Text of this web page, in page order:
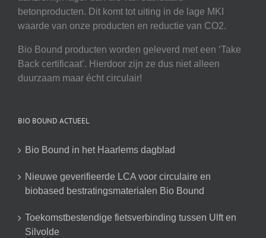
betonproducten. Dit komt tot uiting in de lage MKI
waarde van onze producten en reductie van CO2.
Bio Bound producten worden geleverd met een ‘Take
Back certificaat’. Hierdoor zijn ze dus niet alleen
duurzaam maar écht circulair!
BIO BOUND ACTUEEL
Bio Bound in het Haarlems dagblad
Nieuwe geverifieerde LCA voor circulaire en
biobased bestratingsmaterialen Bio Bound
Toekomstbestendige fietsverbinding tussen Ulft en
Silvolde